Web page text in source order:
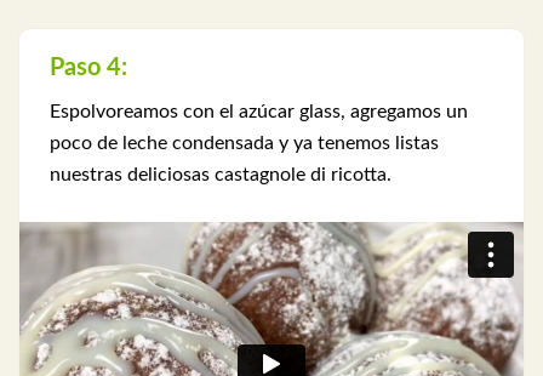
Paso 4:
Espolvoreamos con el azúcar glass, agregamos un
poco de leche condensada y ya tenemos listas
nuestras deliciosas castagnole di ricotta.